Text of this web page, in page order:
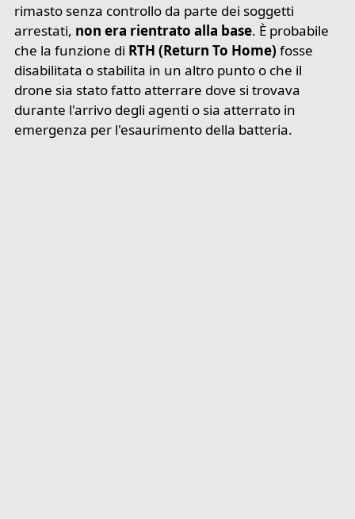
rimasto senza controllo da parte dei soggetti
arrestati, non era rientrato alla base. È probabile
che la funzione di RTH (Return To Home) fosse
disabilitata o stabilita in un altro punto o che il
drone sia stato fatto atterrare dove si trovava
durante l'arrivo degli agenti o sia atterrato in
emergenza per l'esaurimento della batteria.